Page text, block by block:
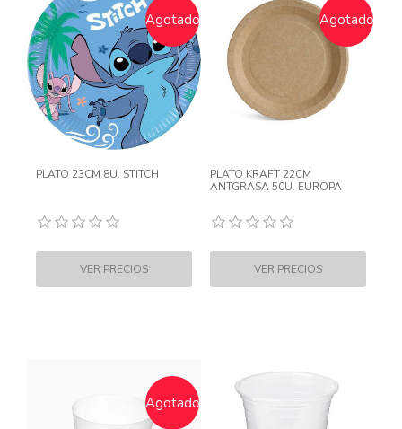
Agotado
PLATO 23CM 8U. STITCH
Agotado
PLATO KRAFT 22CM
ANTGRASA 50U. EUROPA
Agotado